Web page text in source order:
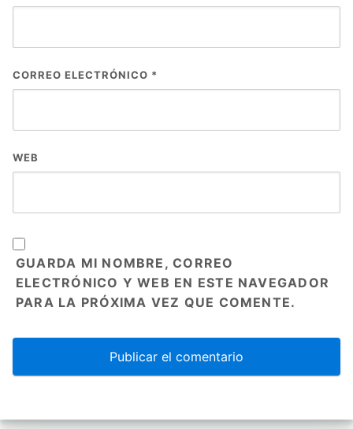
CORREO ELECTRÓNICO *
WEB
GUARDA MI NOMBRE, CORREO
ELECTRÓNICO Y WEB EN ESTE NAVEGADOR
PARA LA PRÓXIMA VEZ QUE COMENTE.